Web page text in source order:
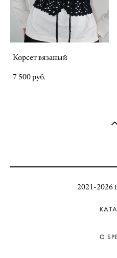
Корсет вязаный
7 500 pуб.
2021-2026
О